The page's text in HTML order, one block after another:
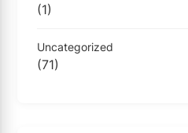
(1)
Uncategorized
(71)